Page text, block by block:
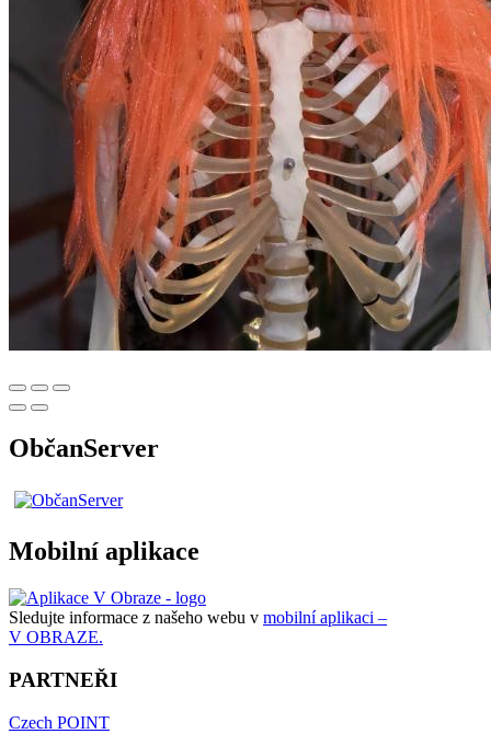
ObčanServer
Mobilní aplikace
Sledujte informace z našeho webu v mobilní aplikaci –
V OBRAZE.
PARTNEŘI
Czech POINT